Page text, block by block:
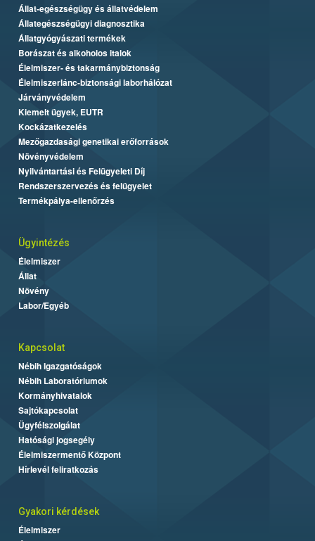
Állat-egészségügy és állatvédelem
Állategészségügyi diagnosztika
Állatgyógyászati termékek
Borászat és alkoholos italok
Élelmiszer- és takarmánybiztonság
Élelmiszerlánc-biztonsági laborhálózat
Járványvédelem
Kiemelt ügyek, EUTR
Kockázatkezelés
Mezőgazdasági genetikai erőforrások
Növényvédelem
Nyilvántartási és Felügyeleti Díj
Rendszerszervezés és felügyelet
Termékpálya-ellenőrzés
Ügyintézés
Élelmiszer
Állat
Növény
Labor/Egyéb
Kapcsolat
Nébih Igazgatóságok
Nébih Laboratóriumok
Kormányhivatalok
Sajtókapcsolat
Ügyfélszolgálat
Hatósági jogsegély
Élelmiszermentő Központ
Hírlevél feliratkozás
Gyakori kérdések
Élelmiszer